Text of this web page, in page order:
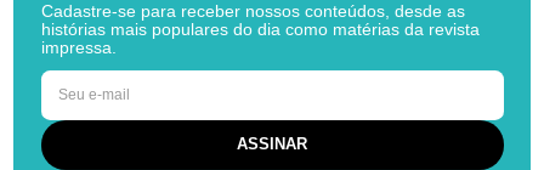
Cadastre-se para receber nossos conteúdos, desde as
histórias mais populares do dia como matérias da revista
impressa.